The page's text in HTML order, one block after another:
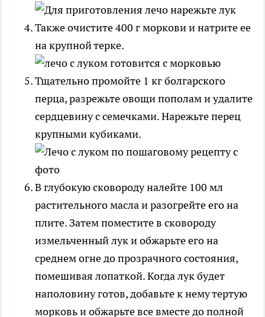
Также очистите 400 г моркови и натрите ее
на крупной терке.
Тщательно промойте 1 кг болгарского
перца, разрежьте овощи пополам и удалите
сердцевину с семечками. Нарежьте перец
крупными кубиками.
В глубокую сковороду налейте 100 мл
растительного масла и разогрейте его на
плите. Затем поместите в сковороду
измельченный лук и обжарьте его на
среднем огне до прозрачного состояния,
помешивая лопаткой. Когда лук будет
наполовину готов, добавьте к нему тертую
морковь и обжарьте все вместе до полной